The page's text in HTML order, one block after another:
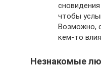
чтобы
Возможно,
кем-то
Незнакомые